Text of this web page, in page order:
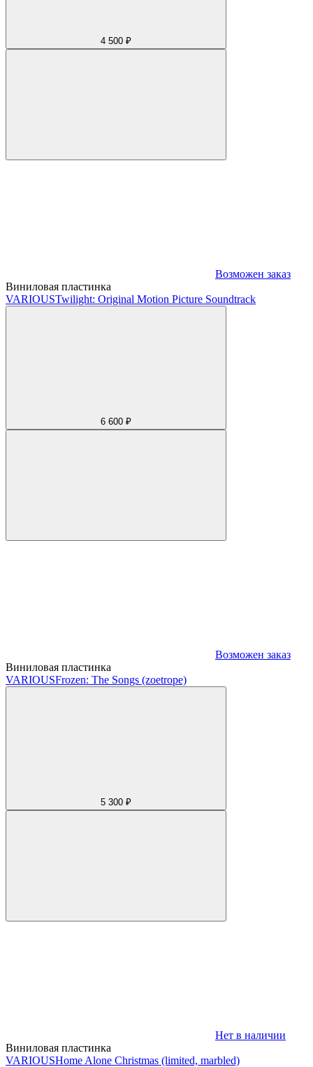
4 500 ₽
Возможен заказ
Виниловая пластинка
VARIOUSTwilight: Original Motion Picture Soundtrack
6 600 ₽
Возможен заказ
Виниловая пластинка
VARIOUSFrozen: The Songs (zoetrope)
5 300 ₽
Нет в наличии
Виниловая пластинка
VARIOUSHome Alone Christmas (limited, marbled)